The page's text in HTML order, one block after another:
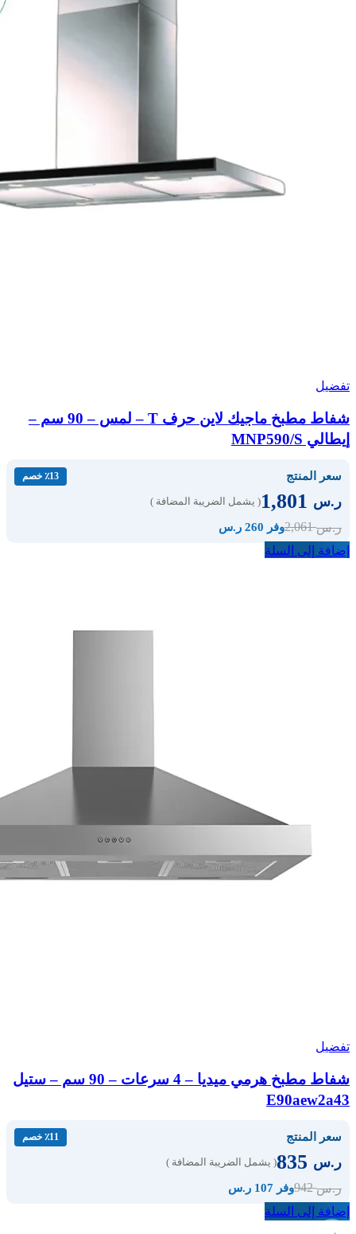
تفضيل
شفاط مطبخ ماجيك لاين حرف T – لمس – 90 سم –
إيطالي MNP590/S
سعر المنتج ٪13 خصم
ر.س ( يشمل الضريبة المضافة )
ر.س2,061 وفر 260 ر.س
إضافة إلى السلة
تفضيل
شفاط مطبخ هرمي ميديا – 4 سرعات – 90 سم – ستيل
E90aew2a43
سعر المنتج ٪11 خصم
ر.س ( يشمل الضريبة المضافة )
ر.س942 وفر 107 ر.س
إضافة إلى السلة